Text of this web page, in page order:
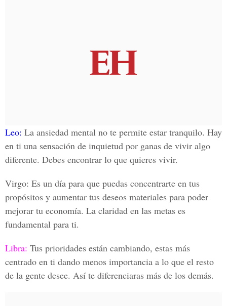
Leo: La ansiedad mental no te permite estar tranquilo. Hay
en ti una sensación de inquietud por ganas de vivir algo
diferente. Debes encontrar lo que quieres vivir.
Virgo: Es un día para que puedas concentrarte en tus
propósitos y aumentar tus deseos materiales para poder
mejorar tu economía. La claridad en las metas es
fundamental para ti.
Libra: Tus prioridades están cambiando, estas más
centrado en ti dando menos importancia a lo que el resto
de la gente desee. Así te diferenciaras más de los demás.